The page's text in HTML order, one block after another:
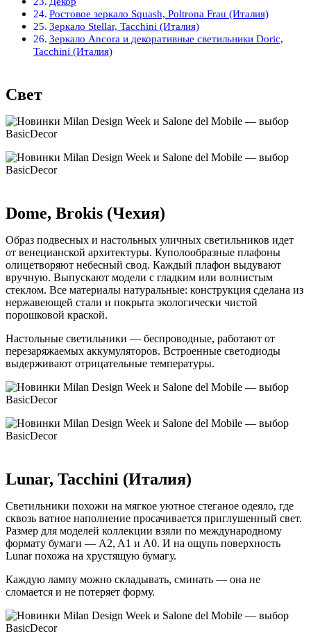
Ростовое зеркало Squash, Poltrona Frau (Италия)
Зеркало Stellar, Tacchini (Италия)
Зеркало Ancora и декоративные светильники Doric,
Tacchini (Италия)
Свет
Dome, Brokis (Чехия)
Образ подвесных и настольных уличных светильников идет
от венецианской архитектуры. Куполообразные плафоны
олицетворяют небесный свод. Каждый плафон выдувают
вручную. Выпускают модели с гладким или волнистым
стеклом. Все материалы натуральные: конструкция сделана из
нержавеющей стали и покрыта экологически чистой
порошковой краской.
Настольные светильники — беспроводные, работают от
перезаряжаемых аккумуляторов. Встроенные светодиоды
выдерживают отрицательные температуры.
Lunar, Tacchini (Италия)
Светильники похожи на мягкое уютное стеганое одеяло, где
сквозь ватное наполнение просачивается приглушенный свет.
Размер для моделей коллекции взяли по международному
формату бумаги — A2, A1 и A0. И на ощупь поверхность
Lunar похожа на хрустящую бумагу.
Каждую лампу можно складывать, сминать — она не
сломается и не потеряет форму.